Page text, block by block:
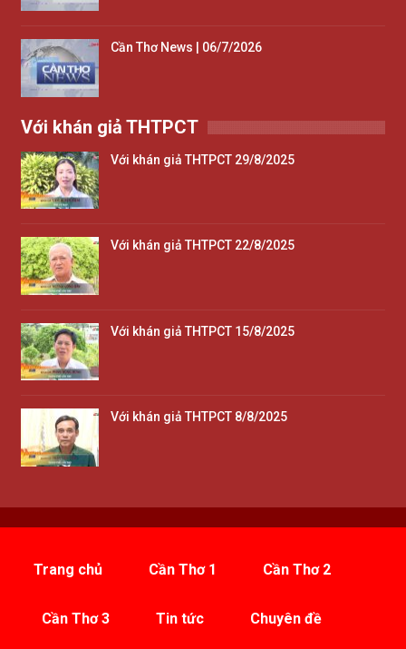
Cần Thơ News | 06/7/2026
Với khán giả THTPCT
Với khán giả THTPCT 29/8/2025
Với khán giả THTPCT 22/8/2025
Với khán giả THTPCT 15/8/2025
Với khán giả THTPCT 8/8/2025
Trang chủ Cần Thơ 1 Cần Thơ 2
Cần Thơ 3 Tin tức Chuyên đề